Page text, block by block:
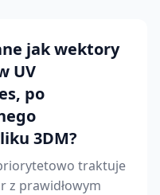
jak wektory
UV
po
3DM?
traktuje
z prawidłowym